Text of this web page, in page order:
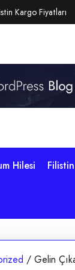
Kargo Fiyatları
Hilesi
/ Gelin